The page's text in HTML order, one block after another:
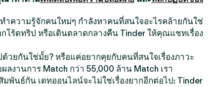
ำความรู้จักคนใหม่ๆ กำลังหาคนที่สนใจอะไรคล้ายกันใช่
โร้ดทริป หรือเดินตลาดกลางคืน Tinder ให้คุณแชทเรื่อง
ด้วยกันใช่มั้ย? หรือแค่อยากคุยกับคนที่สนใจเรื่องภาวะ
งานการ Match กว่า 55,000 ล้าน Match เรา
พันธ์กัน เดทออนไลน์จะไม่ใช่เรื่องยากอีกต่อไป: Tinder